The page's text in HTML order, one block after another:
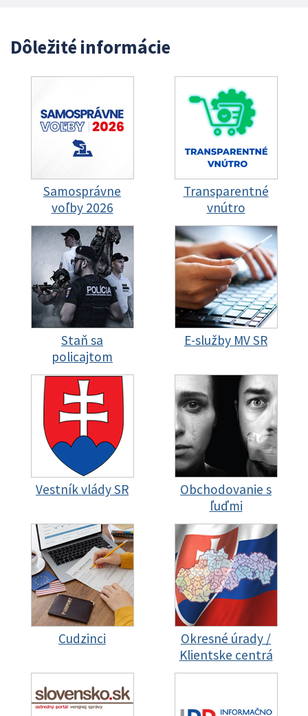
Dôležité informácie
Samosprávne
voľby 2026
Transparentné
vnútro
Staň sa
policajtom
E-služby MV SR
Vestník vlády SR
Obchodovanie s
ľuďmi
Cudzinci
Okresné úrady /
Klientske centrá